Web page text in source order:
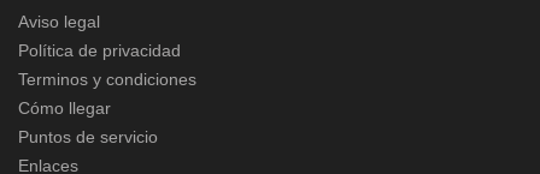
Aviso legal
Política de privacidad
Terminos y condiciones
Cómo llegar
Puntos de servicio
Enlaces